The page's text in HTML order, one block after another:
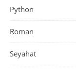
Python
Roman
Seyahat